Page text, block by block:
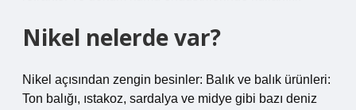
Nikel nelerde var?
Nikel açısından zengin besinler: Balık ve balık ürünleri:
Ton balığı, ıstakoz, sardalya ve midye gibi bazı deniz